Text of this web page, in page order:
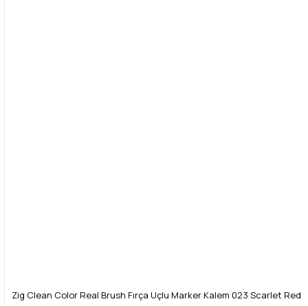
Zig Clean Color Real Brush Fırça Uçlu Marker Kalem 023 Scarlet Red